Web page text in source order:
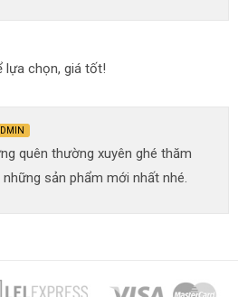
lựa chọn, giá tốt!
quên thường xuyên ghé thăm
sản phẩm mới nhất nhé.